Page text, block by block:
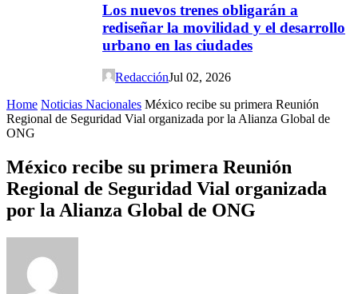
Los nuevos trenes obligarán a
rediseñar la movilidad y el desarrollo
urbano en las ciudades
RedacciónJul 02, 2026
Home Noticias Nacionales México recibe su primera Reunión
Regional de Seguridad Vial organizada por la Alianza Global de
ONG
México recibe su primera Reunión
Regional de Seguridad Vial organizada
por la Alianza Global de ONG